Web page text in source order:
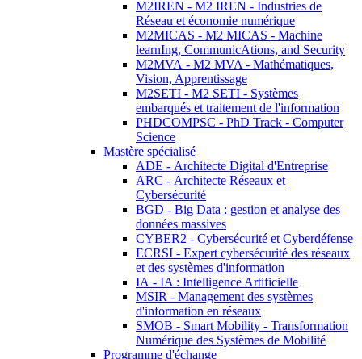
M2IREN - M2 IREN - Industries de
Réseau et économie numérique
M2MICAS - M2 MICAS - Machine
learnIng, CommunicAtions, and Security
M2MVA - M2 MVA - Mathématiques,
Vision, Apprentissage
M2SETI - M2 SETI - Systèmes
embarqués et traitement de l'information
PHDCOMPSC - PhD Track - Computer
Science
Mastère spécialisé
ADE - Architecte Digital d'Entreprise
ARC - Architecte Réseaux et
Cybersécurité
BGD - Big Data : gestion et analyse des
données massives
CYBER2 - Cybersécurité et Cyberdéfense
ECRSI - Expert cybersécurité des réseaux
et des systèmes d'information
IA - IA : Intelligence Artificielle
MSIR - Management des systèmes
d'information en réseaux
SMOB - Smart Mobility - Transformation
Numérique des Systèmes de Mobilité
Programme d'échange